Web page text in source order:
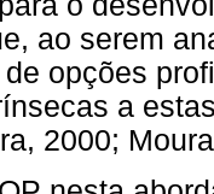
ao serem
opções
a
2000;